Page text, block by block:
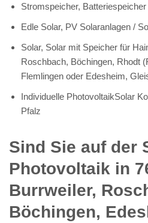
Stromspeicher,
Edle Solar, PV Solaranlagen /
Solar, Solar mit Speicher für
Roschbach, Böchingen, Rhodt
Flemlingen oder Edesheim,
Individuelle PhotovoltaikSolar
Pfalz
Sind Sie auf der
Photovoltaik in
Burrweiler,
Böchingen,